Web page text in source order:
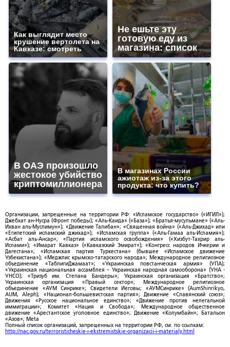
Как выглядит место
крушение вертолета на
Кавказе: смотреть
Не ешьте эту
готовую еду из
магазина: список
В ОАЭ произошло
жестокое убийство
криптомиллионера
В магазинах России
ажиотаж из-за этого
продукта: что купить?
Организации, запрещенные на территории РФ: «Исламское государство» («ИГИЛ»);
Джебхат ан-Нусра (Фронт победы); «Аль-Каида» («База»); «Братья-мусульмане» («Аль-
Ихван аль-Муслимун»); «Движение Талибан»; «Священная война» («Аль-Джихад» или
«Египетский исламский джихад»); «Исламская группа» («Аль-Гамаа аль-Исламия»);
«Асбат аль-Ансар»; «Партия исламского освобождения» («Хизбут-Тахрир аль-
Ислами»); «Имарат Кавказ» («Кавказский Эмират»); «Конгресс народов Ичкерии и
Дагестана»; «Исламская партия Туркестана» (бывшее «Исламское движение
Узбекистана»); «Меджлис крымско-татарского народа»; Международное религиозное
объединение «ТаблигиДжамаат»; «Украинская повстанческая армия» (УПА);
«Украинская национальная ассамблея – Украинская народная самооборона» (УНА -
УНСО); «Тризуб им. Степана Бандеры»; Украинская организация «Братство»;
Украинская организация «Правый сектор»; Международное религиозное
объединение «АУМ Синрике»; Свидетели Иеговы; «АУМСинрике» (AumShinrikyo,
AUM, Aleph); «Национал-большевистская партия»; Движение «Славянский союз»;
Движения «Русское национальное единство»; «Движение против нелегальной
иммиграции»; Комитет «Нация и Свобода»; Международное общественное
движение «Арестантское уголовное единство»; Движение «Колумбайн»; Батальон
«Азов»; Meta
Полный список организаций, запрещенных на территории РФ, см. по ссылкам:
http://nac.gov.ru/terroristicheskie-i-ekstremistskie-organizacii-i-materialy.html